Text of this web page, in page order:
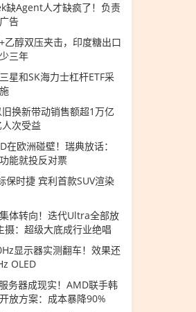
缺Agent人才缺疯了！负责
告
乙醇双压夹击，印度糖出口
三年
星和SK海力士杠杆ETF采
换新带动销售额超1万亿
次受益
在欧洲碰壁！瑞典放话：
能就投反对票
保时捷 宾利首款SUV渲染
体转向！迭代Ultra全部放
摄：超级大底成行业绝唱
显示器实测翻车！效果还
OLED
务器成现实！AMD联手韩
放方案：成本暴降90%